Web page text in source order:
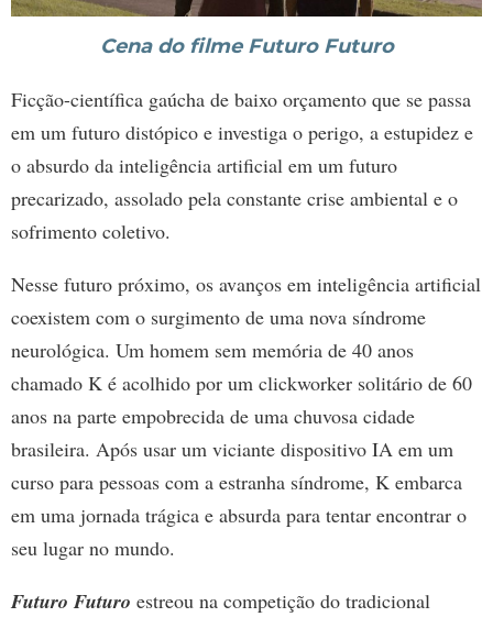
Cena do filme Futuro Futuro
Ficção-científica gaúcha de baixo orçamento que se passa
em um futuro distópico e investiga o perigo, a estupidez e
o absurdo da inteligência artificial em um futuro
precarizado, assolado pela constante crise ambiental e o
sofrimento coletivo.
Nesse futuro próximo, os avanços em inteligência artificial
coexistem com o surgimento de uma nova síndrome
neurológica. Um homem sem memória de 40 anos
chamado K é acolhido por um clickworker solitário de 60
anos na parte empobrecida de uma chuvosa cidade
brasileira. Após usar um viciante dispositivo IA em um
curso para pessoas com a estranha síndrome, K embarca
em uma jornada trágica e absurda para tentar encontrar o
seu lugar no mundo.
Futuro Futuro estreou na competição do tradicional